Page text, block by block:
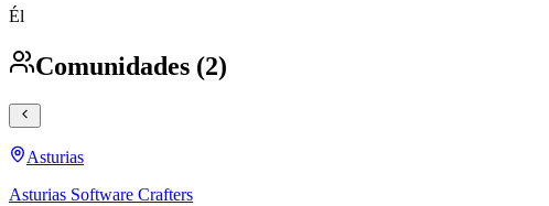
Él
Comunidades (2)
Asturias
Asturias Software Crafters